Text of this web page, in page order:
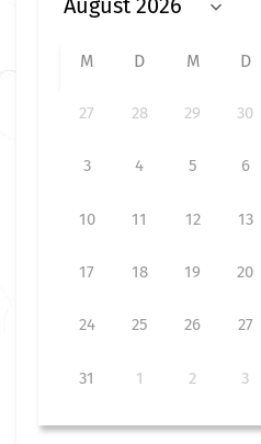
M D M D
27 28 29 30
3 4 5 6
10 11 12 13
17 18 19 20
24 25 26 27
31 1 2 3